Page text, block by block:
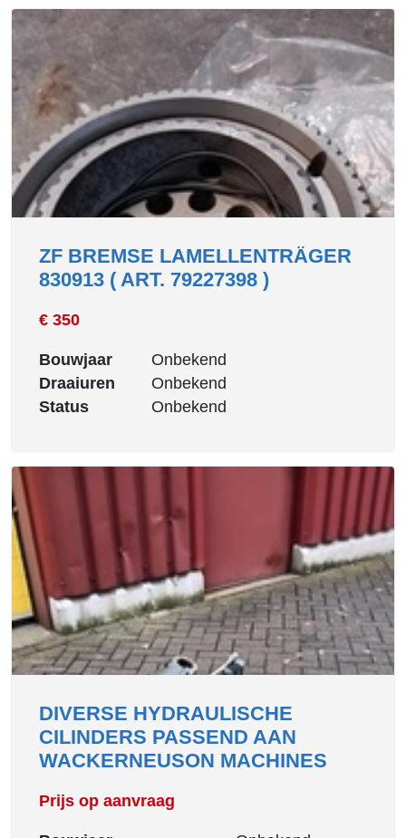
ZF BREMSE LAMELLENTRÄGER
830913 ( ART. 79227398 )
€ 350
Bouwjaar
Onbekend
Draaiuren
Onbekend
Status
Onbekend
DIVERSE HYDRAULISCHE
CILINDERS PASSEND AAN
WACKERNEUSON MACHINES
Prijs op aanvraag